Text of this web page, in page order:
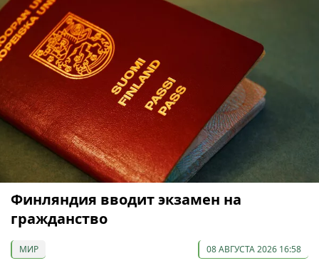
Финляндия вводит экзамен на
гражданство
МИР 08 АВГУСТА 2026 16:58